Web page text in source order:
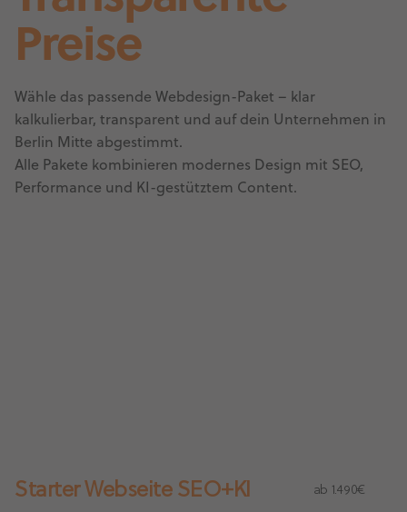
Preise
Wähle das passende Webdesign-Paket – klar
kalkulierbar, transparent und auf dein Unternehmen in
Berlin Mitte abgestimmt.
Alle Pakete kombinieren modernes Design mit SEO,
Performance und KI-gestütztem Content.
Starter Webseite SEO+KI ab 1.490€